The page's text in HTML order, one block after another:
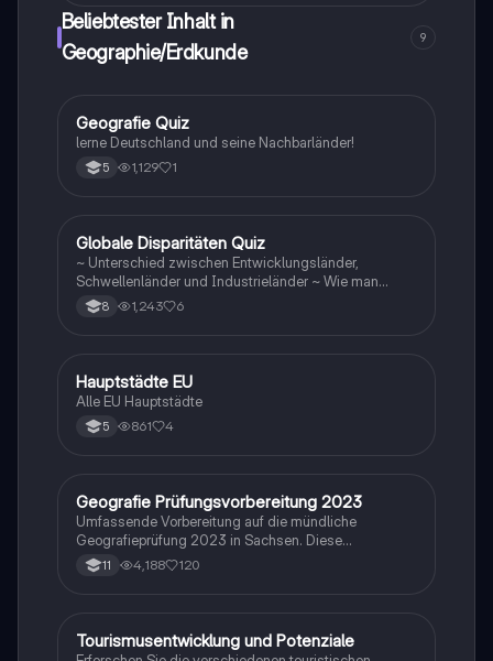
welche gesundheitlichen Bedenken bestehen. Ideal
für Studierende der Agrarwissenschaften und
Tierhaltung.
Beliebtester Inhalt in
Geographie/Erdkunde
9
GGeographie/Erdkunde
Geografie Quiz
lerne Deutschland und seine Nachbarländer!
5 1,129 1
GGeographie/Erdkunde
Globale Disparitäten Quiz
~ Unterschied zwischen Entwicklungsländer,
Schwellenländer und Industrieländer ~ Wie man
gegen die Disparitäten kämpfen sollte
8 1,243 6
HGeographie/Erdkunde
Hauptstädte EU
Alle EU Hauptstädte
5 861 4
Geographie/Erdkunde
Geografie Prüfungsvorbereitung 2023
Umfassende Vorbereitung auf die mündliche
Geografieprüfung 2023 in Sachsen. Diese
Zusammenstellung deckt alle relevanten Themen ab,
darunter Windbildung, globale Disparitäten,
Studierende, die sich auf ihre Prüfungen vorbereiten
möchten.
11 4,188 120
Geographie/Erdkunde
Tourismusentwicklung und Potenziale